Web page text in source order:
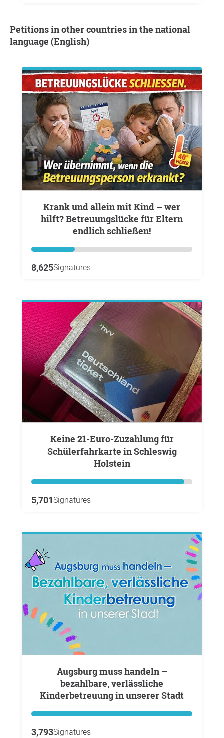
Petitions in other countries in the national
language (English)
Krank und allein mit Kind – wer
hilft? Betreuungslücke für Eltern
endlich schließen!
8,625Signatures
Keine 21-Euro-Zuzahlung für
Schülerfahrkarte in Schleswig
Holstein
5,701Signatures
Augsburg muss handeln –
bezahlbare, verlässliche
Kinderbetreuung in unserer Stadt
3,793Signatures